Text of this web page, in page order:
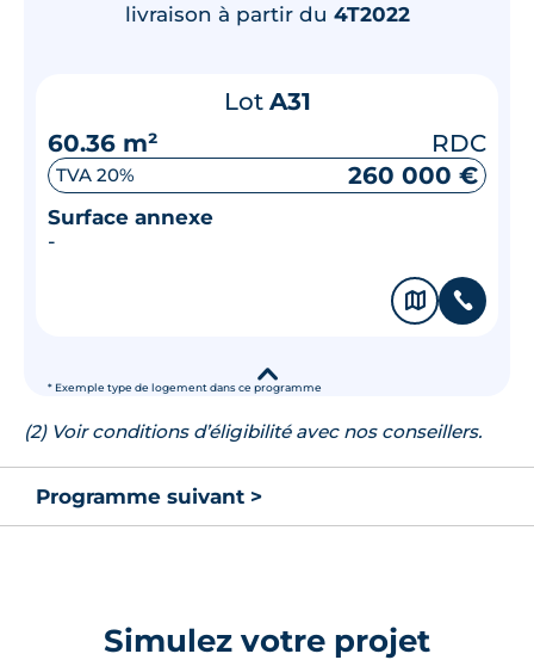
* Exemple type de logement dans ce programme
livraison à partir du 4T2022
Lot A31
60.36 m²
RDC
TVA 20% 260 000 €
Surface annexe
-
🗞 📞
▾
(2) Voir conditions d’éligibilité avec nos conseillers.
Programme suivant >
Simulez votre projet